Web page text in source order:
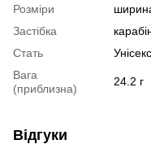
Розміри
Застібка
Стать
Унісекс
Вага
(приблизна)
24.2 г
Відгуки